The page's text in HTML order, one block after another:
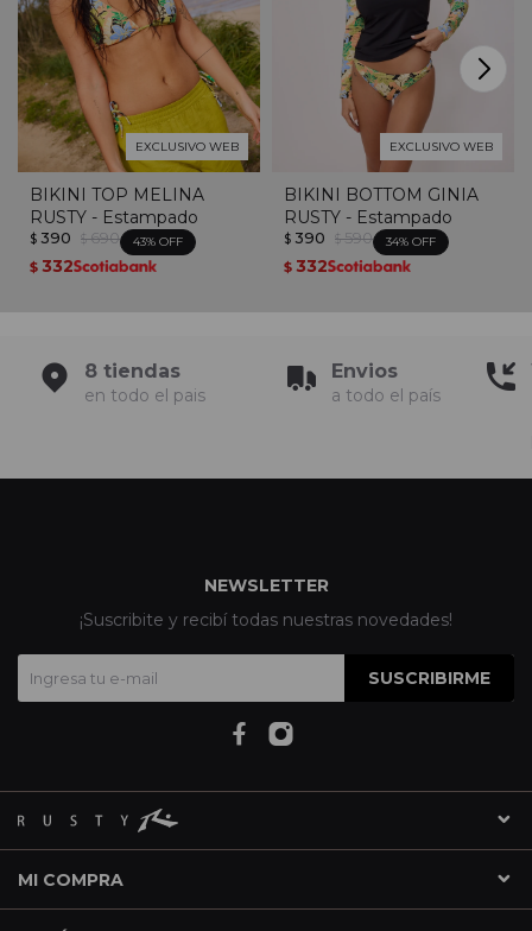
EXCLUSIVO WEB
BIKINI TOP MELINA
RUSTY - Estampado
$ 390 $ 690 43
$ 332
EXCLUSIVO WEB
BIKINI BOTTOM GINIA
RUSTY - Estampado
$ 390 $ 590 34
$ 332
8 tiendas
en todo el pais
Envios
a todo el país
MI COMPRA
NEWSLETTER
¡Suscribite y recibí todas nuestras novedades!
SUSCRIBIRME